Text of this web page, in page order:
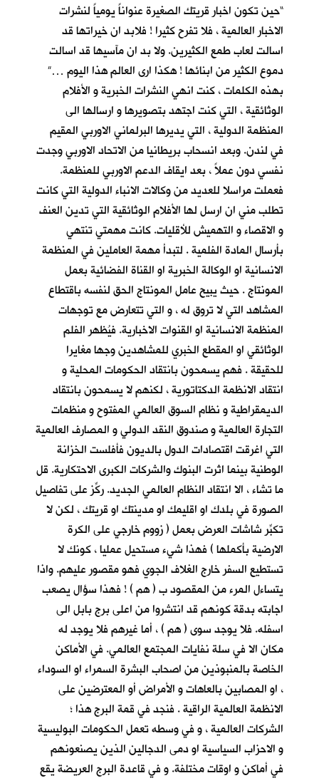
“حين تكون اخبار قريتك الصغيرة عنواناً يومياً لنشرات
الاخبار العالمية ، فلا تفرح كثيرا ! فلابد ان خيراتها قد
اسالت لعاب طمع الكثيرين. ولا بد ان مآسيها قد اسالت
دموع الكثير من ابنائها ! هكذا ارى العالم هذا اليوم …”
بهذه الكلمات ، كنت انهي النشرات الخبرية و الأفلام
الوثائقية ، التي كنت اجتهد بتصويرها و ارسالها الى
المنظمة الدولية ، التي يديرها البرلماني الاوربي المقيم
في لندن. وبعد انسحاب بريطانيا من الاتحاد الاوربي وجدت
نفسي دون عملاً ، بعد ايقاف الدعم الاوربي للمنظمة.
فعملت مراسلا للعديد من وكالات الانباء الدولية التي كانت
تطلب مني ان ارسل لها الأفلام الوثائقية التي تدين العنف
و الاقصاء و التهميش للأقليات. كانت مهمتي تنتهي
بأرسال المادة الفلمية . لتبدأ مهمة العاملين في المنظمة
الانسانية او الوكالة الخبرية او القناة الفضائية بعمل
المونتاج . حيث يبيح عامل المونتاج الحق لنفسه باقتطاع
المشاهد التي لا تروق له ، و التي تتعارض مع توجهات
المنظمة الانسانية او القنوات الاخبارية. فيُظهر الفلم
الوثائقي او المقطع الخبري للمشاهدين وجها مغايرا
للحقيقة . فهم يسمحون بانتقاد الحكومات المحلية و
انتقاد الانظمة الدكتاتورية ، لكنهم لا يسمحون بانتقاد
الديمقراطية و نظام السوق العالمي المفتوح و منظمات
التجارة العالمية و صندوق النقد الدولي و المصارف العالمية
التي اغرقت اقتصادات الدول بالديون فأفلست الخزانة
الوطنية بينما اثرت البنوك والشركات الكبرى الاحتكارية. قل
ما تشاء ، الا انتقاد النظام العالمي الجديد. ركِّز على تفاصيل
الصورة في بلدك او اقليمك او مدينتك او قريتك ، لكن لا
تكبِّر شاشات العرض بعمل ( زووم خارجي على الكرة
الارضية بأكملها ) فهذا شيء مستحيل عمليا ، كونك لا
تستطيع السفر خارج الغلاف الجوي فهو مقصور عليهم. واذا
يتساءل المرء من المقصود ب ( هم ) ! فهذا سؤال يصعب
اجابته بدقة كونهم قد انتشروا من اعلى برج بابل الى
اسفله. فلا يوجد سوى ( هم ) ، أما غيرهم فلا يوجد له
مكان الا في سلة نفايات المجتمع العالمي. في الأماكن
الخاصة بالمنبوذين من اصحاب البشرة السمراء او السوداء
، او المصابين بالعاهات و الأمراض أو المعترضين على
الانظمة العالمية الراقية . فنجد في قمة البرج هذا ؛
الشركات العالمية ، و في وسطه تعمل الحكومات البوليسية
و الاحزاب السياسية او دمى الدجالين الذين يصنعونهم
في أماكن و اوقات مختلفة. و في قاعدة البرج العريضة يقع